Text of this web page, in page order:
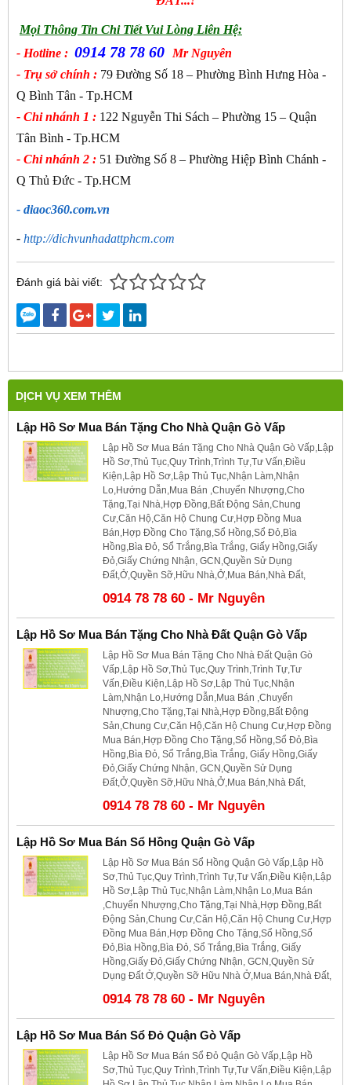
Mọi Thông Tin Chi Tiết Vui Lòng Liên Hệ:
- Hotline : 0914 78 78 60
Mr Nguyên
- Trụ sở chính : 79 Đường Số 18 – Phường Bình Hưng Hòa -
Q Bình Tân - Tp.HCM
- Chi nhánh 1 : 122 Nguyễn Thi Sách – Phường 15 – Quận
Tân Bình - Tp.HCM
- Chi nhánh 2 : 51 Đường Số 8 – Phường Hiệp Bình Chánh -
Q Thủ Đức - Tp.HCM
- diaoc360.com.vn
- http://dichvunhadattphcm.com
Đánh giá bài viết:
DỊCH VỤ XEM THÊM
Lập Hồ Sơ Mua Bán Tặng Cho Nhà Quận Gò Vấp
Lập Hồ Sơ Mua Bán Tặng Cho Nhà Quận Gò Vấp,Lập
Hồ Sơ,Thủ Tục,Quy Trình,Trình Tự,Tư Vấn,Điều
Kiện,Lập Hồ Sơ,Lập Thủ Tục,Nhận Làm,Nhận
Lo,Hướng Dẫn,Mua Bán ,Chuyển Nhượng,Cho
Tặng,Tại Nhà,Hợp Đồng,Bất Động Sản,Chung
Cư,Căn Hộ,Căn Hộ Chung Cư,Hợp Đồng Mua
Bán,Hợp Đồng Cho Tặng,Sổ Hồng,Sổ Đỏ,Bìa
Hồng,Bìa Đỏ, Sổ Trắng,Bìa Trắng, Giấy Hồng,Giấy
Đỏ,Giấy Chứng Nhận, GCN,Quyền Sử Dụng
Đất,Ở,Quyền Sỡ,Hữu Nhà,Ở,Mua Bán,Nhà Đất,
0914 78 78 60 - Mr Nguyên
Lập Hồ Sơ Mua Bán Tặng Cho Nhà Đất Quận Gò Vấp
Lập Hồ Sơ Mua Bán Tặng Cho Nhà Đất Quận Gò
Vấp,Lập Hồ Sơ,Thủ Tục,Quy Trình,Trình Tự,Tư
Vấn,Điều Kiện,Lập Hồ Sơ,Lập Thủ Tục,Nhận
Làm,Nhận Lo,Hướng Dẫn,Mua Bán ,Chuyển
Nhượng,Cho Tặng,Tại Nhà,Hợp Đồng,Bất Động
Sản,Chung Cư,Căn Hộ,Căn Hộ Chung Cư,Hợp Đồng
Mua Bán,Hợp Đồng Cho Tặng,Sổ Hồng,Sổ Đỏ,Bìa
Hồng,Bìa Đỏ, Sổ Trắng,Bìa Trắng, Giấy Hồng,Giấy
Đỏ,Giấy Chứng Nhận, GCN,Quyền Sử Dụng
Đất,Ở,Quyền Sỡ,Hữu Nhà,Ở,Mua Bán,Nhà Đất,
0914 78 78 60 - Mr Nguyên
Lập Hồ Sơ Mua Bán Sổ Hồng Quận Gò Vấp
Lập Hồ Sơ Mua Bán Sổ Hồng Quận Gò Vấp,Lập Hồ
Sơ,Thủ Tục,Quy Trình,Trình Tự,Tư Vấn,Điều Kiện,Lập
Hồ Sơ,Lập Thủ Tục,Nhận Làm,Nhận Lo,Mua Bán
,Chuyển Nhượng,Cho Tặng,Tại Nhà,Hợp Đồng,Bất
Động Sản,Chung Cư,Căn Hộ,Căn Hộ Chung Cư,Hợp
Đồng Mua Bán,Hợp Đồng Cho Tặng,Sổ Hồng,Sổ
Đỏ,Bìa Hồng,Bìa Đỏ, Sổ Trắng,Bìa Trắng, Giấy
Hồng,Giấy Đỏ,Giấy Chứng Nhận, GCN,Quyền Sử
Dụng Đất Ở,Quyền Sỡ Hữu Nhà Ở,Mua Bán,Nhà Đất,
0914 78 78 60 - Mr Nguyên
Lập Hồ Sơ Mua Bán Sổ Đỏ Quận Gò Vấp
Lập Hồ Sơ Mua Bán Sổ Đỏ Quận Gò Vấp,Lập Hồ
Sơ,Thủ Tục,Quy Trình,Trình Tự,Tư Vấn,Điều Kiện,Lập